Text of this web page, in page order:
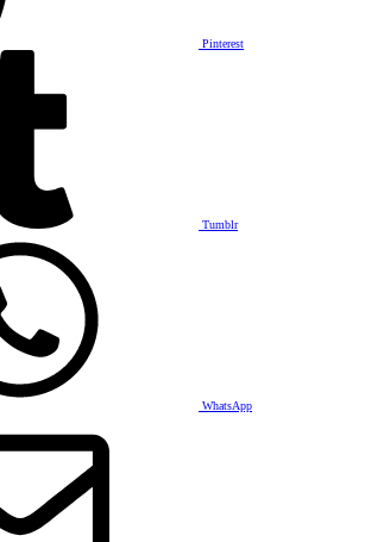
Pinterest
Tumblr
WhatsApp